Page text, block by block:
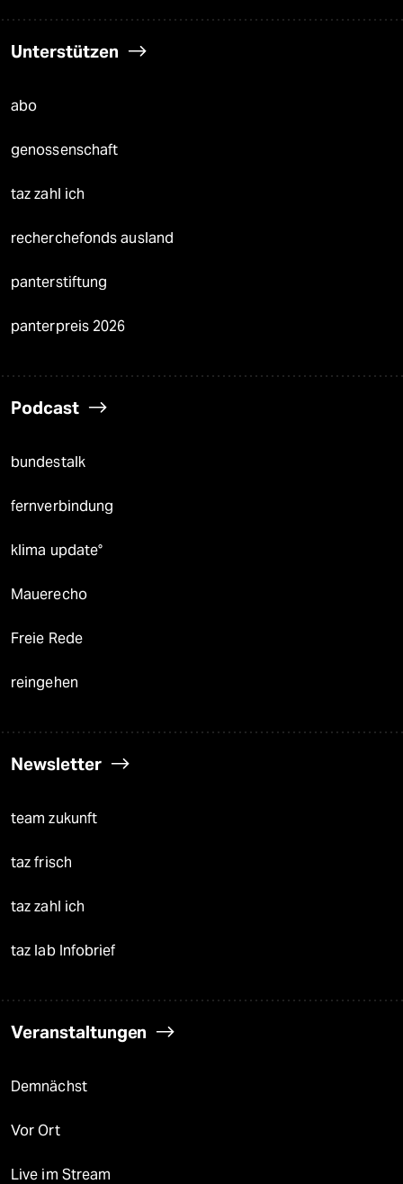
Unterstützen
abo
genossenschaft
taz zahl ich
recherchefonds ausland
panterstiftung
panterpreis 2026
Podcast
bundestalk
fernverbindung
klima update°
Mauerecho
Freie Rede
reingehen
Newsletter
team zukunft
taz frisch
taz zahl ich
taz lab Infobrief
Veranstaltungen
Demnächst
Vor Ort
Live im Stream